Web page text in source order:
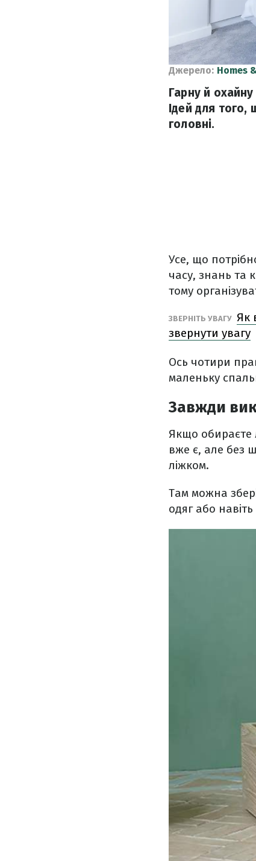
Джерело: Homes
Гарну й
Ідей для того,
головні.
Усе, що
часу, знань та
тому
ЗВЕРНІТЬ УВАГУ Як
звернути увагу
Ось чотири
маленьку
Завжди
Якщо обираєте
вже є, але без
ліжком.
Там можна
одяг або